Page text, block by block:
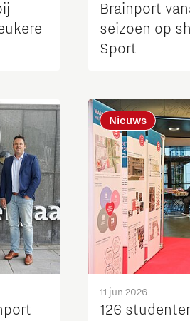
Brainport
seizoen op
Sport
Nieuws
11 jun 2026
126